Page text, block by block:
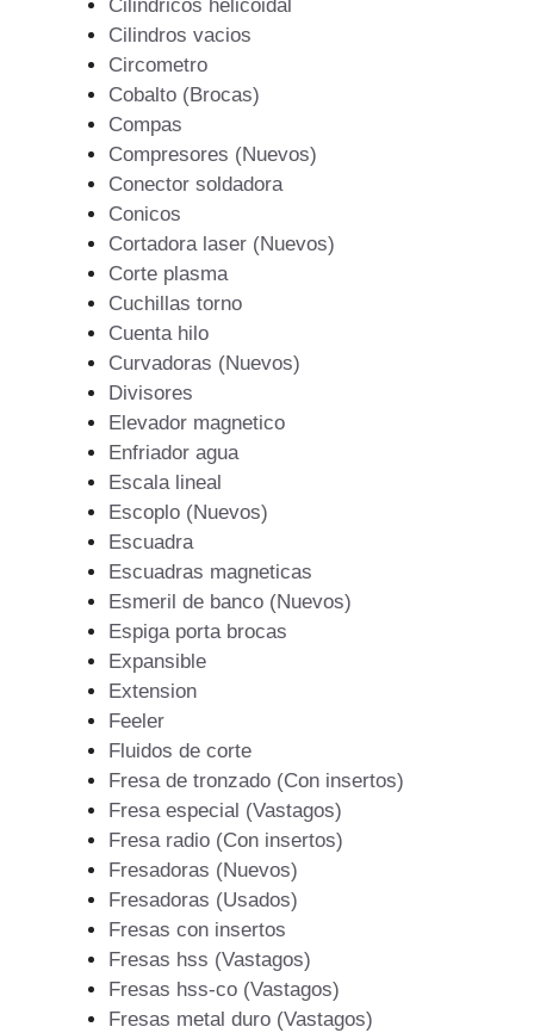
Cilindricos helicoidal
Cilindros vacios
Circometro
Cobalto (Brocas)
Compas
Compresores (Nuevos)
Conector soldadora
Conicos
Cortadora laser (Nuevos)
Corte plasma
Cuchillas torno
Cuenta hilo
Curvadoras (Nuevos)
Divisores
Elevador magnetico
Enfriador agua
Escala lineal
Escoplo (Nuevos)
Escuadra
Escuadras magneticas
Esmeril de banco (Nuevos)
Espiga porta brocas
Expansible
Extension
Feeler
Fluidos de corte
Fresa de tronzado (Con insertos)
Fresa especial (Vastagos)
Fresa radio (Con insertos)
Fresadoras (Nuevos)
Fresadoras (Usados)
Fresas con insertos
Fresas hss (Vastagos)
Fresas hss-co (Vastagos)
Fresas metal duro (Vastagos)